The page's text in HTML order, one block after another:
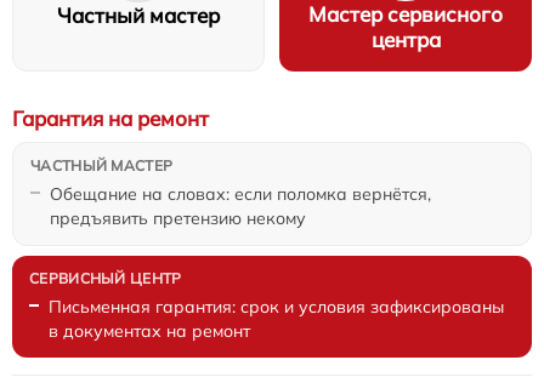
Частный мастер
Мастер сервисного
центра
Обещание на словах: если поломка вернётся,
предъявить претензию некому
Гарантия на ремонт
Письменная гарантия: срок и условия зафиксированы
в документах на ремонт